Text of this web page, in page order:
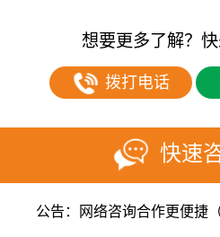
想要更多了解？
拨打电话
快速
公告：网络咨询合作更便捷